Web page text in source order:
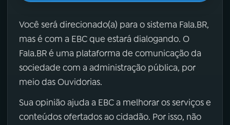
Você será direcionado(a) para o sistema Fala.BR,
mas é com a EBC que estará dialogando. O
Fala.BR é uma plataforma de comunicação da
sociedade com a administração pública, por
meio das Ouvidorias.
Sua opinião ajuda a EBC a melhorar os serviços e
conteúdos ofertados ao cidadão. Por isso, não